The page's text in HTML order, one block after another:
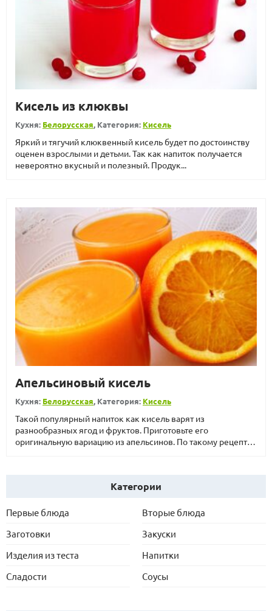
Кисель из клюквы
Кухня: Белорусская, Категория: Кисель
Яркий и тягучий клюквенный кисель будет по достоинству
оценен взрослыми и детьми. Так как напиток получается
невероятно вкусный и полезный. Продук...
Апельсиновый кисель
Кухня: Белорусская, Категория: Кисель
Такой популярный напиток как кисель варят из
разнообразных ягод и фруктов. Приготовьте его
оригинальную вариацию из апельсинов. По такому рецепту
Категории
Первые блюда
Вторые блюда
Заготовки
Закуски
Изделия из теста
Напитки
Сладости
Соусы